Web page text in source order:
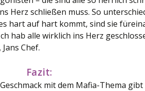
Herz schließen muss. So
hart auf hart kommt, sind sie
hab alle wirklich ins Herz
Chef.
Fazit:
mit dem Mafia-Thema gibt